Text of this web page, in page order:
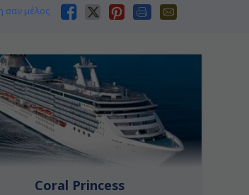
σαν μέλος
Coral Princess